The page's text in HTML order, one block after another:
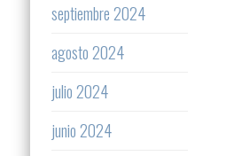
septiembre 2024
agosto 2024
julio 2024
junio 2024